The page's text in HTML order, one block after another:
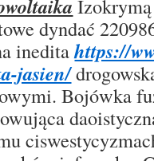
dyndać
ineditahttps://
jasien/
Bojówka